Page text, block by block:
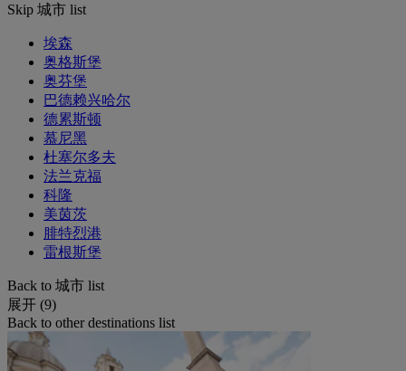
Skip 城市 list
埃森
奥格斯堡
奥芬堡
巴德赖兴哈尔
德累斯顿
慕尼黑
杜塞尔多夫
法兰克福
科隆
美茵茨
腓特烈港
雷根斯堡
Back to 城市 list
展开 (9)
Back to other destinations list